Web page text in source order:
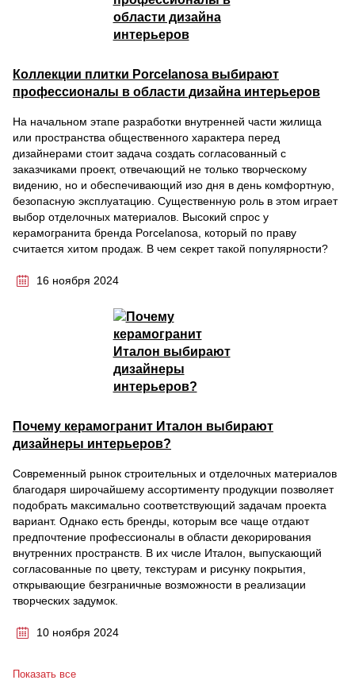
Коллекции плитки Porcelanosa выбирают
профессионалы в области дизайна интерьеров
На начальном этапе разработки внутренней части жилища
или пространства общественного характера перед
дизайнерами стоит задача создать согласованный с
заказчиками проект, отвечающий не только творческому
видению, но и обеспечивающий изо дня в день комфортную,
безопасную эксплуатацию. Существенную роль в этом играет
выбор отделочных материалов. Высокий спрос у
керамогранита бренда Porcelanosa, который по праву
считается хитом продаж. В чем секрет такой популярности?
16 ноября 2024
Почему керамогранит Италон выбирают
дизайнеры интерьеров?
Современный рынок строительных и отделочных материалов
благодаря широчайшему ассортименту продукции позволяет
подобрать максимально соответствующий задачам проекта
вариант. Однако есть бренды, которым все чаще отдают
предпочтение профессионалы в области декорирования
внутренних пространств. В их числе Италон, выпускающий
согласованные по цвету, текстурам и рисунку покрытия,
открывающие безграничные возможности в реализации
творческих задумок.
10 ноября 2024
Показать все